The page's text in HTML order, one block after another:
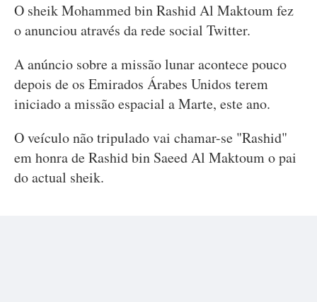
O sheik Mohammed bin Rashid Al Maktoum fez
o anunciou através da rede social Twitter.
A anúncio sobre a missão lunar acontece pouco
depois de os Emirados Árabes Unidos terem
iniciado a missão espacial a Marte, este ano.
O veículo não tripulado vai chamar-se "Rashid"
em honra de Rashid bin Saeed Al Maktoum o pai
do actual sheik.